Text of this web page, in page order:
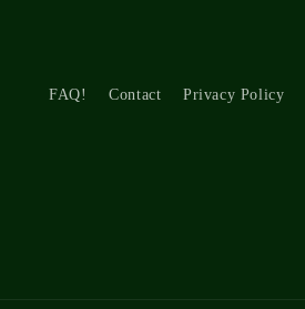
FAQ! Contact Privacy Policy